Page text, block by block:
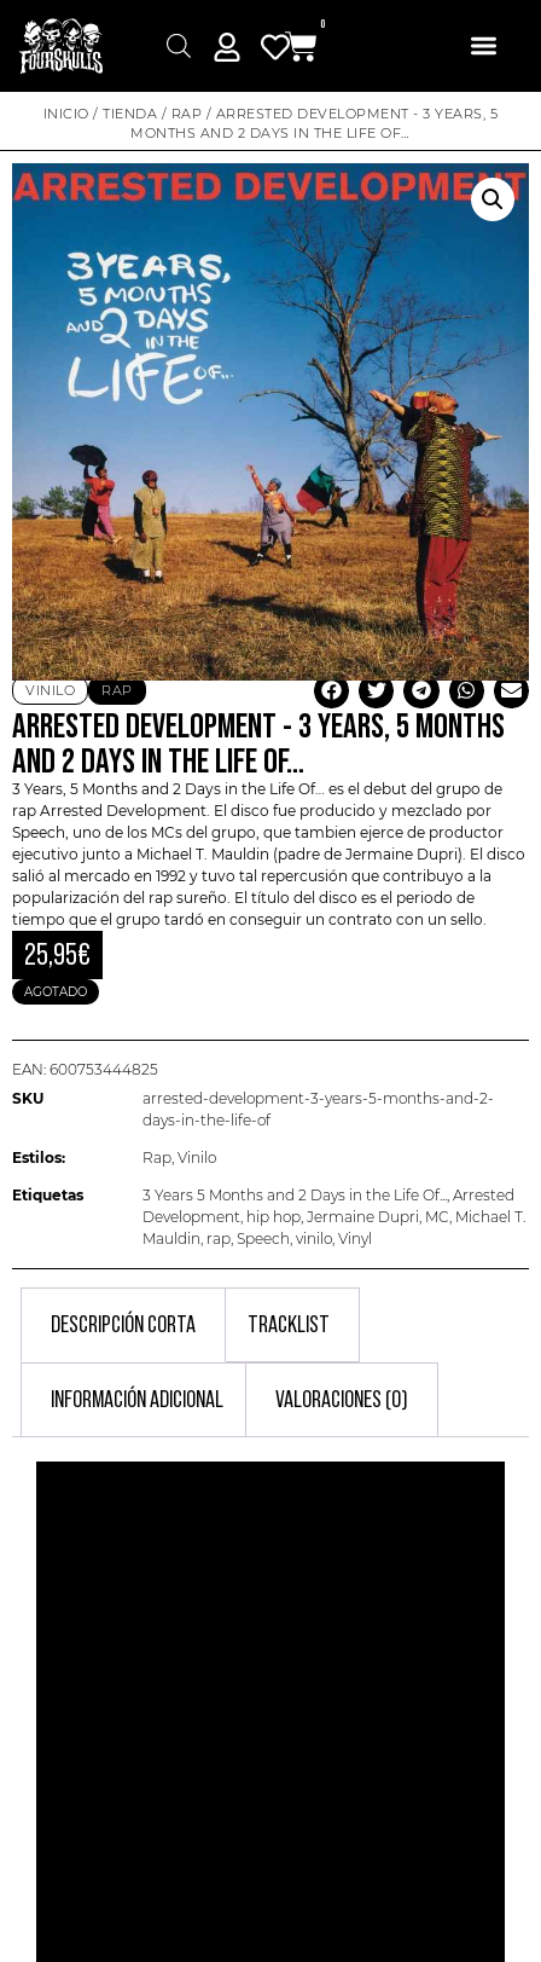
0
INICIO /TIENDA / RAP / ARRESTED DEVELOPMENT ‎- 3 YEARS, 5
MONTHS AND 2 DAYS IN THE LIFE OF…
VINILO RAP
ARRESTED DEVELOPMENT ‎- 3 YEARS, 5 MONTHS
AND 2 DAYS IN THE LIFE OF…
3 Years, 5 Months and 2 Days in the Life Of… es el debut del grupo de
rap Arrested Development . El disco fue producido y mezclado por
Speech, uno de los MCs del grupo, que tambien ejerce de productor
ejecutivo junto a Michael T. Mauldin (padre de Jermaine Dupri). El disco
salió al mercado en 1992 y tuvo tal repercusión que contribuyo a la
popularización del rap sureño. El título del disco es el periodo de
tiempo que el grupo tardó en conseguir un contrato con un sello.
25,95€
AGOTADO
EAN: 600753444825
SKU
arrested-development-3-years-5-months-and-2-
days-in-the-life-of
Estilos: Rap, Vinilo
Etiquetas 3 Years 5 Months and 2 Days in the Life Of..., Arrested
Development, hip hop, Jermaine Dupri, MC, Michael T.
Mauldin, rap, Speech, vinilo, Vinyl
DESCRIPCIÓN CORTA TRACKLIST
INFORMACIÓN ADICIONAL VALORACIONES (0)